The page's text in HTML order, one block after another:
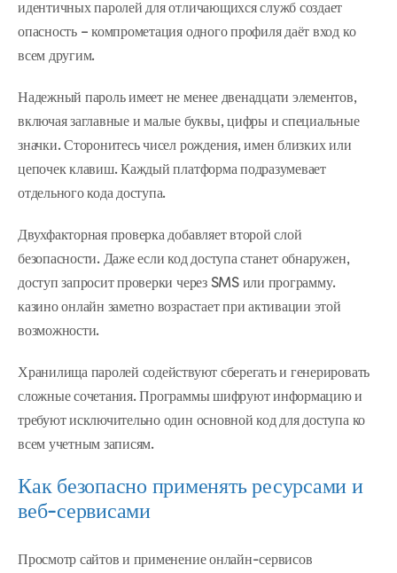
идентичных паролей для отличающихся служб создает
опасность – компрометация одного профиля даёт вход ко
всем другим.
Надежный пароль имеет не менее двенадцати элементов,
включая заглавные и малые буквы, цифры и специальные
значки. Сторонитесь чисел рождения, имен близких или
цепочек клавиш. Каждый платформа подразумевает
отдельного кода доступа.
Двухфакторная проверка добавляет второй слой
безопасности. Даже если код доступа станет обнаружен,
доступ запросит проверки через SMS или программу.
казино онлайн заметно возрастает при активации этой
возможности.
Хранилища паролей содействуют сберегать и генерировать
сложные сочетания. Программы шифруют информацию и
требуют исключительно один основной код для доступа ко
всем учетным записям.
Как безопасно применять ресурсами и
веб-сервисами
Просмотр сайтов и применение онлайн-сервисов